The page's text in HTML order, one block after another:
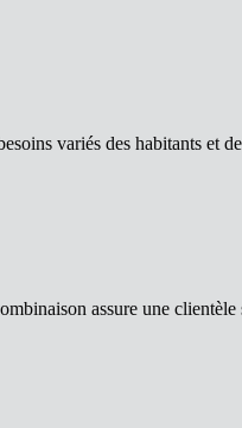
variés des habitants et
assure une